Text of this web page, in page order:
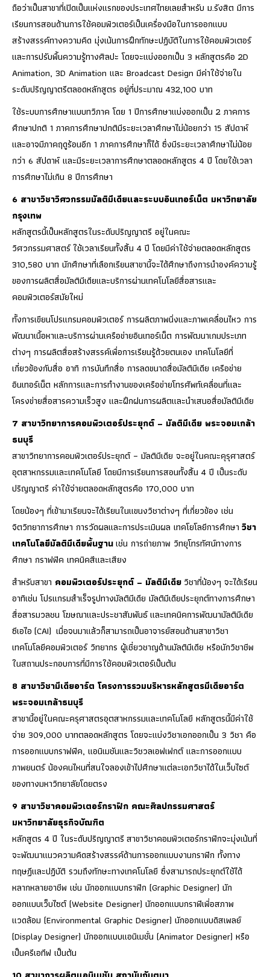
ถือว่าเป็นสาขาที่เปิดเป็นแห่งแรกของประเทศไทยเลยสำหรับ ม.รังสิต มีการ
เรียนการสอนด้านการใช้คอมพิวเตอร์เป็นเครื่องมือในการออกแบบ
สร้างสรรค์ทางความคิด มุ่งเน้นการฝึกทักษะปฏิบัติในการใช้คอมพิวเตอร์
และการปรับพื้นความรู้ทางศิลปะ โดยจะแบ่งออกเป็น 3 หลักสูตรคือ 2D
Animation, 3D Animation และ Broadcast Design มีค่าใช้จ่ายใน
ระดับปริญญาตรีตลอดหลักสูตร อยู่ที่ประมาณ 432,100 บาท
ใช้ระบบการศึกษาแบบทวิภาค โดย 1 ปีการศึกษาแบ่งออกเป็น 2 ภาคการ
ศึกษาปกติ 1 ภาคการศึกษาปกติมีระยะเวลาศึกษาไม่น้อยกว่า 15 สัปดาห์
และอาจมีภาคฤดูร้อนอีก 1 ภาคการศึกษาก็ได้ ซึ่งมีระยะเวลาศึกษาไม่น้อย
กว่า 6 สัปดาห์ และมีระยะเวลาการศึกษาตลอดหลักสูตร 4 ปี โดยใช้เวลา
การศึกษาไม่เกิน 8 ปีการศึกษา
6 สาขาวิชาวิศวกรรมมัลติมีเดียและระบบอินเทอร์เน็ต มหาวิทยาลัย
กรุงเทพ
​หลักสูตรนี้เป็นหลักสูตรในระดับปริญญาตรี อยู่ในคณะ
วิศวกรรมศาสตร์ ใช้เวลาเรียนทั้งสิ้น 4 ปี โดยมีค่าใช้จ่ายตลอดหลักสูตร
310,580 บาท นักศึกษาที่เลือกเรียนสาขานี้จะได้ศึกษาถึงการนำองค์ความรู้
ของการผลิตสื่อมัลติมีเดียและบริการผ่านเทคโนโลยีสื่อสารและ
คอมพิวเตอร์สมัยใหม่
ทั้งการเขียนโปรแกรมคอมพิวเตอร์ การผลิตภาพนิ่งและภาพเคลื่อนไหว การ
พัฒนาเนื้อหาและบริการผ่านเครือข่ายอินเทอร์เน็ต การพัฒนาเกมประเภท
ต่างๆ การผลิตสื่อสร้างสรรค์เพื่อการเรียนรู้ด้วยตนเอง เทคโนโลยีที่
เกี่ยวข้องกับสื่อ อาทิ การบันทึกสื่อ การลดขนาดสื่อมัลติมีเดีย เครือข่าย
อินเทอร์เน็ต หลักการและการทำงานของเครือข่ายโทรศัพท์เคลื่อนที่และ
โครงข่ายสื่อสารความเร็วสูง และฝึกฝนการผลิตและนำเสนอสื่อมัลติมีเดีย
7 สาขาวิทยาการคอมพิวเตอร์ประยุกต์ – มัลติมีเดีย พระจอมเกล้า
ธนบุรี
สาขาวิทยาการคอมพิวเตอร์ประยุกต์ – มัลติมีเดีย จะอยู่ในคณะคุรุศาสตร์
อุตสาหกรรมและเทคโนโลยี โดยมีการเรียนการสอนทั้งสิ้น 4 ปี เป็นระดับ
ปริญญาตรี ค่าใช้จ่ายตลอดหลักสูตรคือ 170,000 บาท
โดยน้องๆ ที่เข้ามาเรียนจะได้เรียนในแขนงวิชาต่างๆ ที่เกี่ยวข้อง เช่น
จิตวิทยาการศึกษา การวัดผลและการประเมินผล เทคโยโลยีการศึกษา วิชา
เทคโนโลยีมัลติมีเดียพื้นฐานเช่น การถ่ายภาพ วิทยุโทรทัศน์ทางการ
ศึกษา กราฟฟิค เทคนิคสีและเสียง
สำหรับสาขา คอมพิวเตอร์ประยุกต์ – มัลติมีเดีย วิชาที่น้องๆ จะได้เรียน
อาทิเช่น โปรแกรมสำเร็จรูปทางมัลติมีเดีย มัลติมีเดียประยุกต์ทางการศึกษา
สื่อสารมวลชน โฆษณาและประชาสัมพันธ์ และเทคนิคการพัฒนามัลติมีเดีย
ซีเอไอ (CAI) เมื่อจบมาแล้วก็สามารถเป็นอาจารย์สอนด้านสาขาวิชา
เทคโนโลยีคอมพิวเตอร์ วิทยากร ผู้เชี่ยวชาญด้านมัลติมีเดีย หรือนักวิชาชีพ
ในสถานประกอบการที่มีการใช้คอมพิวเตอร์เป็นต้น
8 สาขาวิชามีเดียอาร์ต โครงการรวมบริหารหลักสูตรมีเดียอาร์ต
พระจอมเกล้าธนบุรี
สาขานี้อยู่ในคณะครุศาสตรอุตสาหกรรมและเทคโนโลยี หลักสูตรนี้มีค่าใช้
จ่าย 309,000 บาทตลอดหลักสูตร โดยจะแบ่งวิชาเอกออกเป็น 3 วิชา คือ
การออกแบบกราฟฟิค, แอนิเมชันและวิชวลเอฟเฟกต์ และการออกแบบ
ภาพยนตร์ น้องคนไหนที่สนใจลองเข้าไปศึกษาแต่ละเอกวิชาได้ในเว็บไซต์
ของทางมหาวิทยาลัยโดยตรง
9 สาขาวิชาคอมพิวเตอร์กราฟิก คณะศิลปกรรมศาสตร์
มหาวิทยาลัยธุรกิจบัณฑิต
หลักสูตร 4 ปี ในระดับปริญญาตรี สาขาวิชาคอมพิวเตอร์กราฟิกจะมุ่งเน้นที่
จะพัฒนาแนวความคิดสร้างสรรค์ด้านการออกแบบงานกราฟิก ทั้งทาง
ทฤษฏีและปฏิบัติ รวมถึงทักษะทางเทคโนโลยี ซึ่งสามารถประยุกต์ใช้ได้
หลากหลายอาชีพ เช่น นักออกแบบกราฟิก (Graphic Designer) นัก
ออกแบบเว็บไซต์ (Website Designer) นักออกแบบกราฟิเพี่อสภาพ
แวดล้อม (Environmental Graphic Designer) นักออกแบบดิสเพลย์
(Display Designer) นักออกแบบแอนิเมชั่น (Animator Designer) หรือ
เป็นครีเอทีฟ เป็นต้น